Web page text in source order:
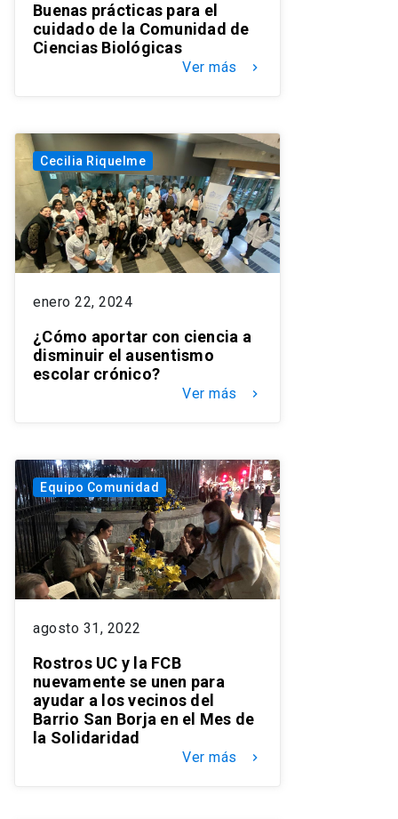
Buenas prácticas para el
cuidado de la Comunidad de
Ciencias Biológicas
Ver más keyboard_arrow_right
Cecilia Riquelme
enero 22, 2024
¿Cómo aportar con ciencia a
disminuir el ausentismo
escolar crónico?
Ver más keyboard_arrow_right
Equipo Comunidad
agosto 31, 2022
Rostros UC y la FCB
nuevamente se unen para
ayudar a los vecinos del
Barrio San Borja en el Mes de
la Solidaridad
Ver más keyboard_arrow_right